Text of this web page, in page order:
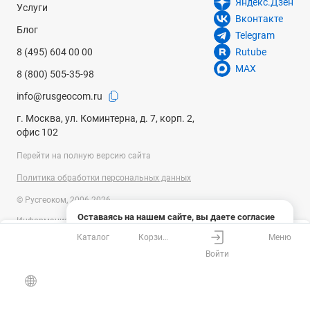
Оставаясь на нашем сайте, вы даете согласие
на использование файлов cookies и сбор данных
системами веб-аналитики
Услуги
Блог
8 (495) 604 00 00
8 (800) 505-35-98
info@rusgeocom.ru
г. Москва, ул. Коминтерна, д. 7, корп. 2,
офис 102
Вконтакте
Telegram
Rutube
MAX
Перейти на полную версию сайта
Политика обработки персональных данных
© Русгеоком, 2006-2026
Информация на сайте носит справочный характер и не является
публичной офертой, определяемой положениями Статьи 437
Гражданского кодекса Российской Федерации. Технические
изменены производителем без предварительного уведомления.
Уточняйте информацию у наших менеджеров.
Каталог
Корзина
Войти
Меню